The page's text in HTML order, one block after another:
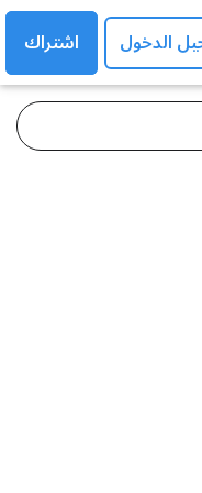
الدخول اشتراك